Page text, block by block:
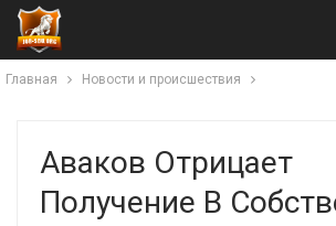
Главная Новости и происшествия
Аваков Отрицает
Получение В